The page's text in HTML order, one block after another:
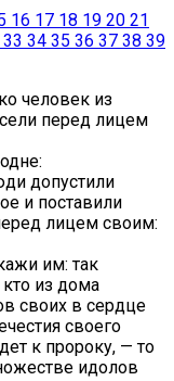
16 17 18 19 20 21
33 34 35 36 37 38 39
человек из
перед лицем
допустили
и поставили
лицем своим:
им: так
кто из дома
своих в сердце
своего
к пророку, — то
идолов